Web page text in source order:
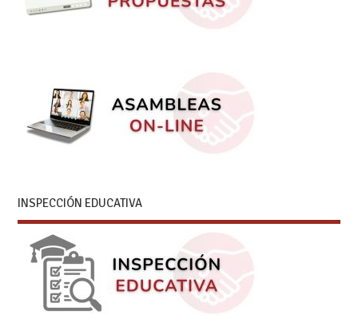
INSPECCIÓN EDUCATIVA